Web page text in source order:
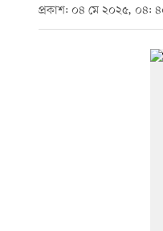
প্রকাশ: ০৪ মে ২০২৫, ০৪: